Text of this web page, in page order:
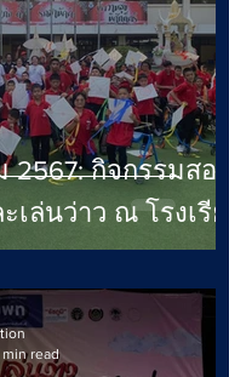
2567: กิจกรรมสอน
เล่นว่าว ณ โรงเรีย
min read